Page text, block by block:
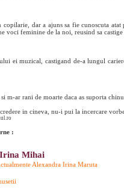
dar a ajuns sa fie cunoscuta
voci feminine de la noi, reusind sa
ei muzical, castigand de-a lungul
m-ar rani de moarte daca as suporta
in cineva, nu-i pui la incercare
:
Mihai
Alexandra Irina Maruta